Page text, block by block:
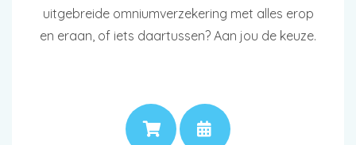
uitgebreide omniumverzekering met alles erop
en eraan, of iets daartussen? Aan jou de keuze.
PRIJS